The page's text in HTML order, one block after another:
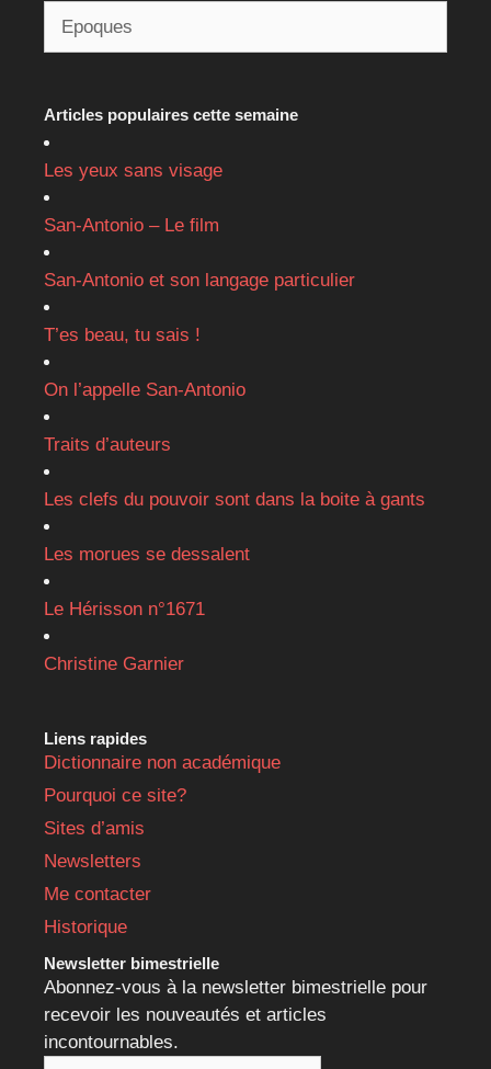
Articles populaires cette semaine
Les yeux sans visage
San-Antonio – Le film
San-Antonio et son langage particulier
T’es beau, tu sais !
On l’appelle San-Antonio
Traits d’auteurs
Les clefs du pouvoir sont dans la boite à gants
Les morues se dessalent
Le Hérisson n°1671
Christine Garnier
Liens rapides
Dictionnaire non académique
Pourquoi ce site?
Sites d’amis
Newsletters
Me contacter
Historique
Newsletter bimestrielle
Abonnez-vous à la newsletter bimestrielle pour
recevoir les nouveautés et articles
incontournables.